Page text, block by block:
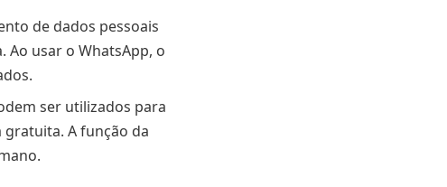
de dados pessoais
usar o WhatsApp, o
ser utilizados para
A função da